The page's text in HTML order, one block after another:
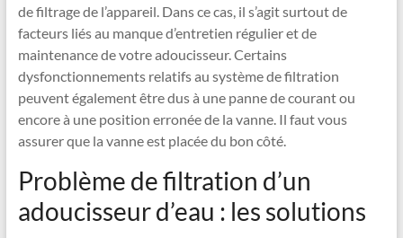
de filtrage de l’appareil. Dans ce cas, il s’agit surtout de
facteurs liés au manque d’entretien régulier et de
maintenance de votre adoucisseur. Certains
dysfonctionnements relatifs au système de filtration
peuvent également être dus à une panne de courant ou
encore à une position erronée de la vanne. Il faut vous
assurer que la vanne est placée du bon côté.
Problème de filtration d’un
adoucisseur d’eau : les solutions